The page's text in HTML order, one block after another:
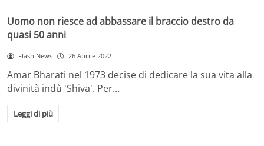
Uomo non riesce ad abbassare il braccio destro da
quasi 50 anni
Flash News 26 Aprile 2022
Amar Bharati nel 1973 decise di dedicare la sua vita alla
divinità indù 'Shiva'. Per…
Leggi di più